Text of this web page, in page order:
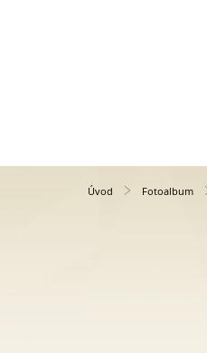
Úvod Fotoalbum